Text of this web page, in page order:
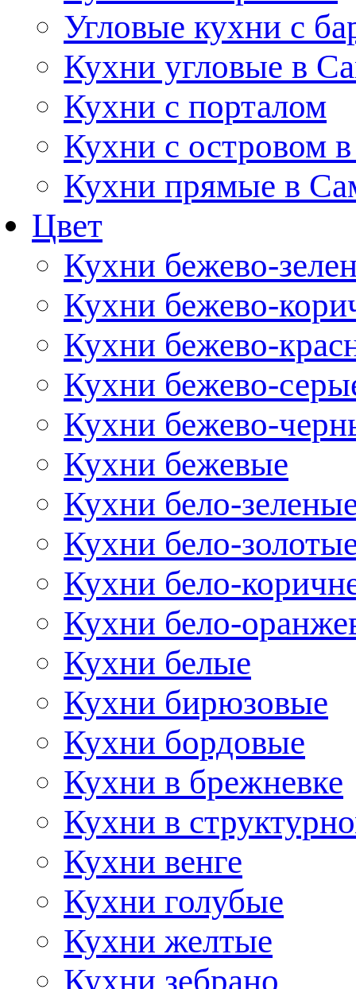
Угловые кухни с
Кухни угловые в
Кухни с порталом
Кухни с островом
Кухни прямые в
Цвет
Кухни бежево-
Кухни бежево-
Кухни бежево-
Кухни бежево-
Кухни бежево-
Кухни бежевые
Кухни бело-
Кухни бело-
Кухни бело-
Кухни бело-
Кухни белые
Кухни бирюзовые
Кухни бордовые
Кухни в брежневке
Кухни в
Кухни венге
Кухни голубые
Кухни желтые
Кухни зебрано